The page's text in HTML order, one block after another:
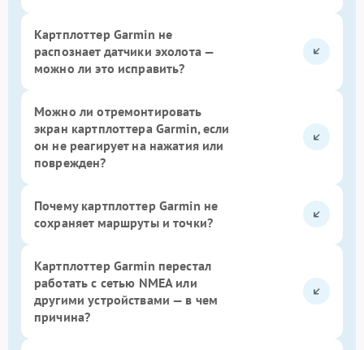
Картплоттер Garmin не
распознает датчики эхолота —
можно ли это исправить?
Можно ли отремонтировать
экран картплоттера Garmin, если
он не реагирует на нажатия или
поврежден?
Почему картплоттер Garmin не
сохраняет маршруты и точки?
Картплоттер Garmin перестал
работать с сетью NMEA или
другими устройствами — в чем
причина?